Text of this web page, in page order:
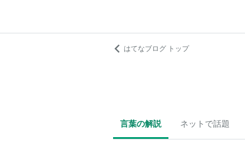
はてなブログ トップ
言葉の解説 ネットで話題